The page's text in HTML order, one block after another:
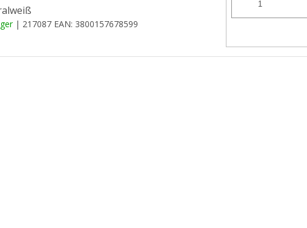
| 217087 EAN: 3800157678599